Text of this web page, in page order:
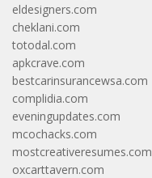
eldesigners.com
cheklani.com
totodal.com
apkcrave.com
bestcarinsurancewsa.com
complidia.com
eveningupdates.com
mcochacks.com
mostcreativeresumes.com
oxcarttavern.com